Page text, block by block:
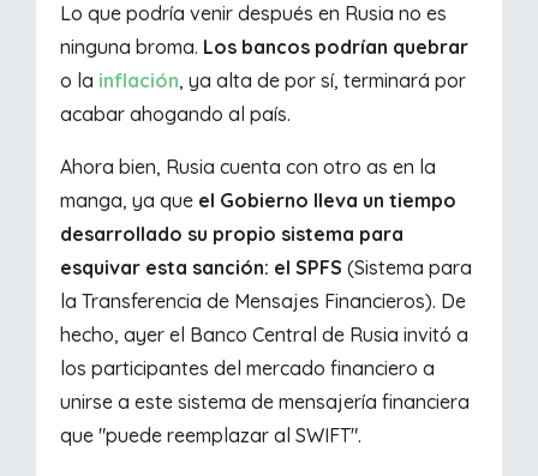
Lo que podría venir después en Rusia no es
ninguna broma. Los bancos podrían quebrar
o la inflación, ya alta de por sí, terminará por
acabar ahogando al país.
Ahora bien, Rusia cuenta con otro as en la
manga, ya que el Gobierno lleva un tiempo
desarrollado su propio sistema para
esquivar esta sanción: el SPFS(Sistema para
la Transferencia de Mensajes Financieros). De
hecho, ayer el Banco Central de Rusia invitó a
los participantes del mercado financiero a
unirse a este sistema de mensajería financiera
que "puede reemplazar al SWIFT".